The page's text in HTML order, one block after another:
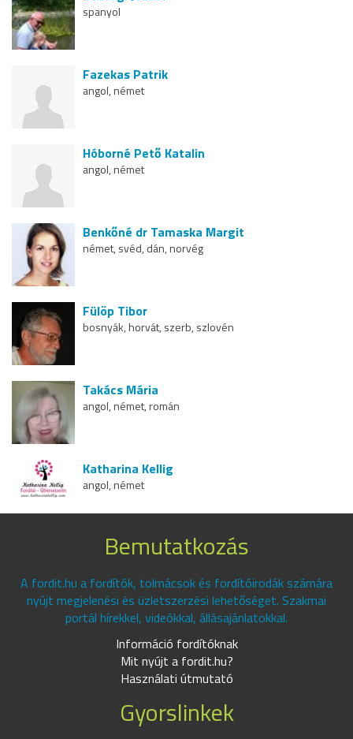
spanyol
Fazekas Patrik
angol, német
Hóborné Pető Katalin
angol, német
Benkőné dr Tamaska Margit
német, svéd, dán, norvég
Fülöp Tibor
bosnyák, horvát, szerb, szlovén
Takács Mária
angol, német, román
Katharina Kellig
angol, német
Bemutatkozás
A fordit.hu a fordítók, tolmácsok és fordítóirodák számára
nyújt megjelenési és üzletszerzési lehetőséget. Szakmai
portál hírekkel, videókkal, állásajánlatokkal.
Információ fordítóknak
Mit nyújt a fordit.hu?
Használati útmutató
Gyorslinkek